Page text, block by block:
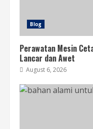
Blog
Perawatan Mesin
Lancar dan Awet
August 6, 2026